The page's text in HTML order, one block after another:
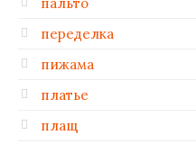
пальто
переделка
пижама
платье
плащ